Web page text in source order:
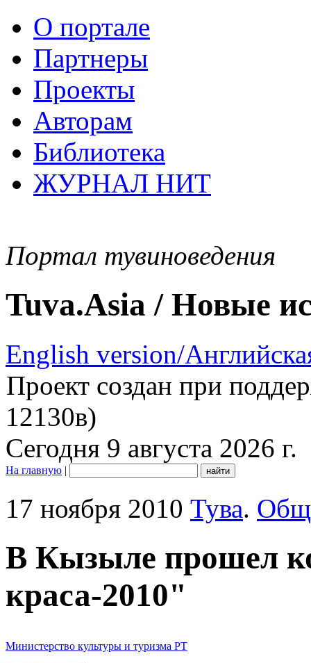
О портале
Партнеры
Проекты
Авторам
Библиотека
ЖУРНАЛ НИТ
Портал тувиноведения
Tuva.Asia / Новые
English version/
Проект создан при
12130в)
Сегодня 9 августа 2026 г.
На главную |
17 ноября 2010 Тува.
В Кызыле прошел
краса-2010"
Министерство культуры и туризма РТ